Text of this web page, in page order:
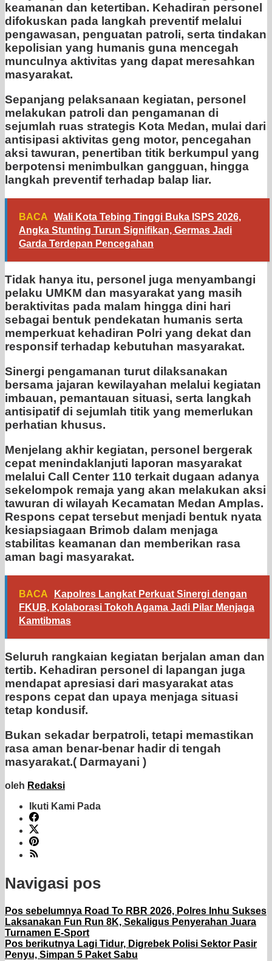
keamanan dan ketertiban. Kehadiran personel
difokuskan pada langkah preventif melalui
pengawasan, penguatan patroli, serta tindakan
kepolisian yang humanis guna mencegah
munculnya aktivitas yang dapat meresahkan
masyarakat.
Sepanjang pelaksanaan kegiatan, personel
melakukan patroli dan pengamanan di
sejumlah ruas strategis Kota Medan, mulai dari
antisipasi aktivitas geng motor, pencegahan
aksi tawuran, penertiban titik berkumpul yang
berpotensi menimbulkan gangguan, hingga
langkah preventif terhadap balap liar.
BACA
Wali Kota Tebing Tinggi Buka ISPS 2026,
Angka Stunting Turun Signifikan, Germas Jadi
Garda Terdepan Pencegahan
Tidak hanya itu, personel juga menyambangi
pelaku UMKM dan masyarakat yang masih
beraktivitas pada malam hingga dini hari
sebagai bentuk pendekatan humanis serta
memperkuat kehadiran Polri yang dekat dan
responsif terhadap kebutuhan masyarakat.
Sinergi pengamanan turut dilaksanakan
bersama jajaran kewilayahan melalui kegiatan
imbauan, pemantauan situasi, serta langkah
antisipatif di sejumlah titik yang memerlukan
perhatian khusus.
Menjelang akhir kegiatan, personel bergerak
cepat menindaklanjuti laporan masyarakat
melalui Call Center 110 terkait dugaan adanya
sekelompok remaja yang akan melakukan aksi
tawuran di wilayah Kecamatan Medan Amplas.
Respons cepat tersebut menjadi bentuk nyata
kesiapsiagaan Brimob dalam menjaga
stabilitas keamanan dan memberikan rasa
aman bagi masyarakat.
BACA
Kapolres Langkat Perkuat Sinergi dengan
FKUB, Kolaborasi Tokoh Agama Jadi Pilar Menjaga
Kamtibmas
Seluruh rangkaian kegiatan berjalan aman dan
tertib. Kehadiran personel di lapangan juga
mendapat apresiasi dari masyarakat atas
respons cepat dan upaya menjaga situasi
tetap kondusif.
Bukan sekadar berpatroli, tetapi memastikan
rasa aman benar-benar hadir di tengah
masyarakat.( Darmayani )
oleh Redaksi
Ikuti Kami Pada
Navigasi pos
Pos sebelumnya Road To RBR 2026, Polres Inhu Sukses
Laksanakan Fun Run 8K, Sekaligus Penyerahan Juara
Turnamen E-Sport
Pos berikutnya Lagi Tidur, Digrebek Polisi Sektor Pasir
Penyu, Simpan 5 Paket Sabu